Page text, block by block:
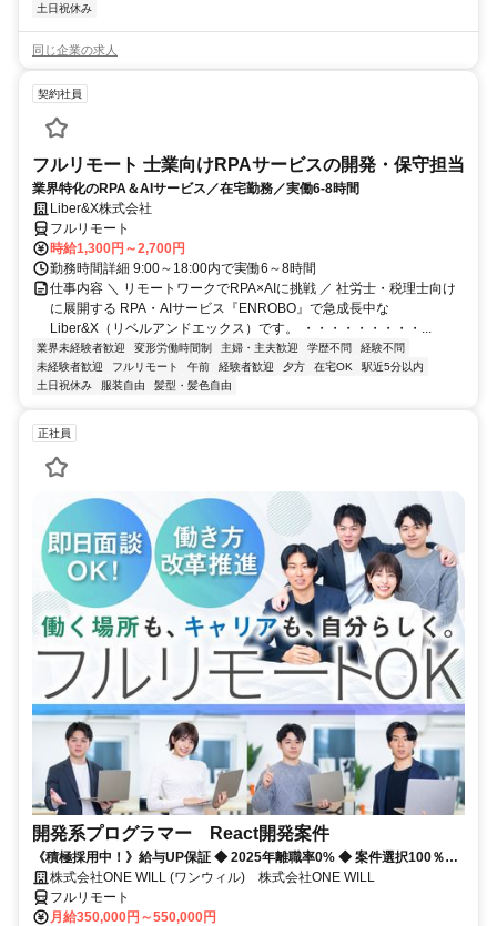
土日祝休み
同じ企業の求人
契約社員
フルリモート 士業向けRPAサービスの開発・保守担当
業界特化のRPA＆AIサービス／在宅勤務／実働6-8時間
Liber&X株式会社
フルリモート
時給1,300円～2,700円
勤務時間詳細 9:00～18:00内で実働6～8時間
仕事内容 ＼ リモートワークでRPA×AIに挑戦 ／ 社労士・税理士向け
に展開する RPA・AIサービス『ENROBO』で急成長中な
Liber&X（リベルアンドエックス）です。 ・・・・・・・・・...
業界未経験者歓迎 変形労働時間制 主婦・主夫歓迎 学歴不問
経験不問
未経験者歓迎
フルリモート 午前 経験者歓迎 夕方 在宅OK
駅近5分以内
土日祝休み
服装自由 髪型・髪色自由
正社員
開発系プログラマー React開発案件
《積極採用中！》給与UP保証 ◆ 2025年離職率0% ◆ 案件選択100％！
◆ 平均残業7時間！
株式会社ONE WILL (ワンウィル) 株式会社ONE WILL
フルリモート
月給350,000円～550,000円